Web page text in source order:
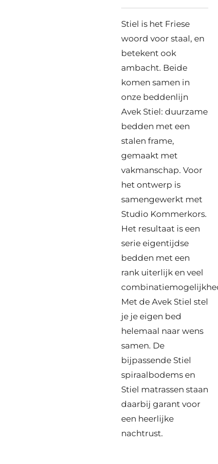
Stiel is het Friese
woord voor staal, en
betekent ook
ambacht. Beide
komen samen in
onze beddenlijn
Avek Stiel: duurzame
bedden met een
stalen frame,
gemaakt met
vakmanschap. Voor
het ontwerp is
samengewerkt met
Studio Kommerkors.
Het resultaat is een
serie eigentijdse
bedden met een
rank uiterlijk en veel
Met de Avek Stiel stel
je je eigen bed
helemaal naar wens
samen. De
bijpassende Stiel
spiraalbodems en
Stiel matrassen staan
daarbij garant voor
een heerlijke
nachtrust.